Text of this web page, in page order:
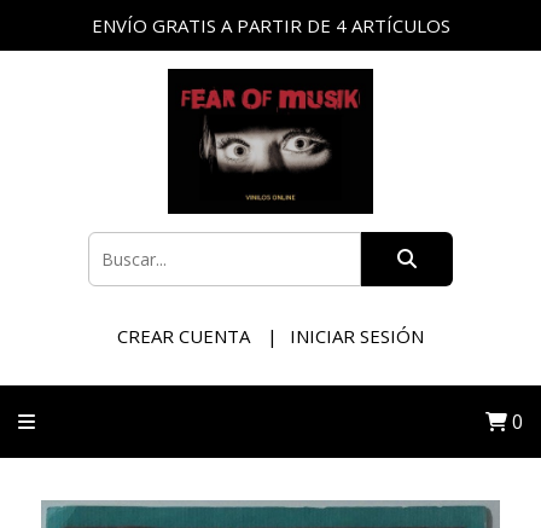
ENVÍO GRATIS A PARTIR DE 4 ARTÍCULOS
CREAR CUENTA INICIAR SESIÓN
0